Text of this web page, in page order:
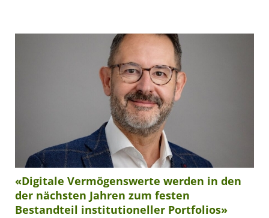
«Digitale Vermögenswerte werden in den
der nächsten Jahren zum festen
Bestandteil institutioneller Portfolios»